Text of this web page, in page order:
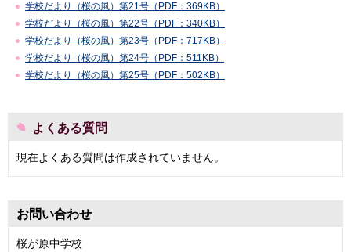
学校だより（桜の風）第21号（PDF：369KB）
学校だより（桜の風）第22号（PDF：340KB）
学校だより（桜の風）第23号（PDF：717KB）
学校だより（桜の風）第24号（PDF：511KB）
学校だより（桜の風）第25号（PDF：502KB）
よくある質問
現在よくある質問は作成されていません。
お問い合わせ
桜が原中学校